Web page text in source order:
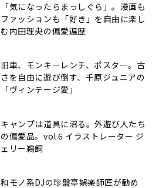
「気になったらまっしぐら」。漫画も
ファッションも「好き」を自由に楽し
む内田理央の偏愛遍歴
旧車、モンキーレンチ、ポスター。古
さを自由に遊び倒す、千原ジュニアの
「ヴィンテージ愛」
キャンプは道具に沼る。外遊び人たち
の偏愛品。vol.6 イラストレーター ジ
ェリー鵜飼
和モノ系DJの珍盤亭娯楽師匠が勧め